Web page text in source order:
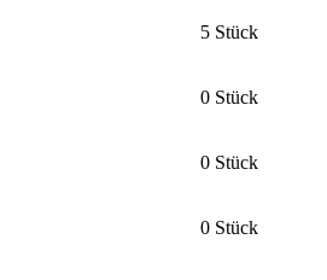
5 Stück
0 Stück
0 Stück
0 Stück